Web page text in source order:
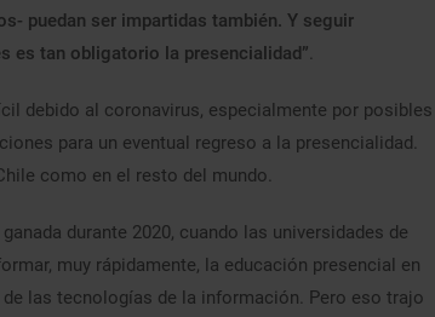
puedan ser impartidas también. Y seguir
es tan obligatorio la presencialidad”.
debido al coronavirus, especialmente por posibles
para un eventual regreso a la presencialidad.
como en el resto del mundo.
durante 2020, cuando las universidades de
muy rápidamente, la educación presencial en
las tecnologías de la información. Pero eso trajo